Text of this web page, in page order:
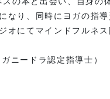
なり、同時にヨガの指
オにてマインドフルネ
ニードラ認定指導士）